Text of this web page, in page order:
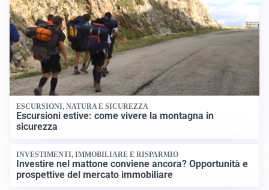
ESCURSIONI, NATURA E SICUREZZA
Escursioni estive: come vivere la montagna in
sicurezza
INVESTIMENTI, IMMOBILIARE E RISPARMIO
Investire nel mattone conviene ancora? Opportunità e
prospettive del mercato immobiliare